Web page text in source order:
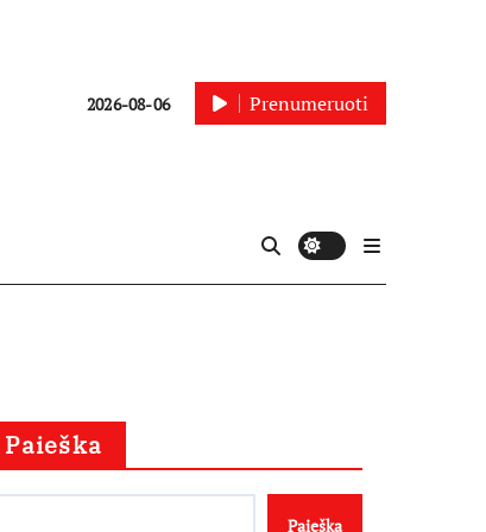
2026-08-06 Prenumeruoti
Paieška
Paieška